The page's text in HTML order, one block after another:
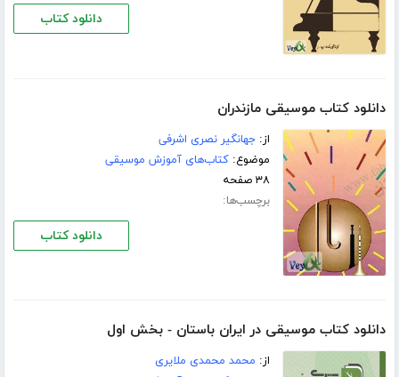
دانلود کتاب
دانلود کتاب موسیقی مازندران
از:جهانگیر نصری اشرفی
موضوع:کتاب‌های آموزش موسیقی
۳۸ صفحه
برچسب‌ها:
دانلود کتاب
دانلود کتاب موسیقی در ایران باستان - بخش اول
از: محمد محمدی ملایری